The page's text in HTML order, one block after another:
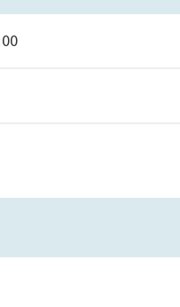
子様の人数は含みませ
けます。